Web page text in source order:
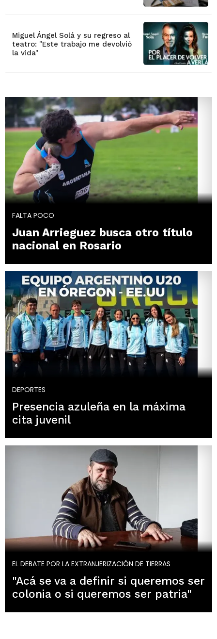
Miguel Ángel Solá y su regreso al
teatro: "Este trabajo me devolvió
la vida"
FALTA POCO
Juan Arrieguez busca otro título
nacional en Rosario
DEPORTES
Presencia azuleña en la máxima
cita juvenil
EL DEBATE POR LA EXTRANJERIZACIÓN DE TIERRAS
"Acá se va a definir si queremos ser
colonia o si queremos ser patria"